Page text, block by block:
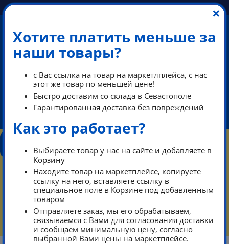
+7 (978) 013-34-00
+7 (978) 700-14-55
ikeaDos@mail.ru
РЕЖИМ РАБОТЫ
КОРЗИНА
Каталог
Контакты режим работы
×
Хотите платить меньше за
наши товары?
с Вас ссылка на товар на маркетлплейса, с нас
этот же товар по меньшей цене!
Быстро доставим со склада в Севастополе
Гарантированная доставка без повреждений
Как это работает?
Выбираете товар у нас на сайте и добавляете в
Корзину
Находите товар на маркетплейсе, копируете
ссылку на него, вставляете ссылку в
специальное поле в Корзине под добавленным
товаром
Отправляете заказ, мы его обрабатываем,
связываемся с Вами для согласования доставки
и сообщаем минимальную цену, согласно
выбранной Вами цены на маркетплейсе.